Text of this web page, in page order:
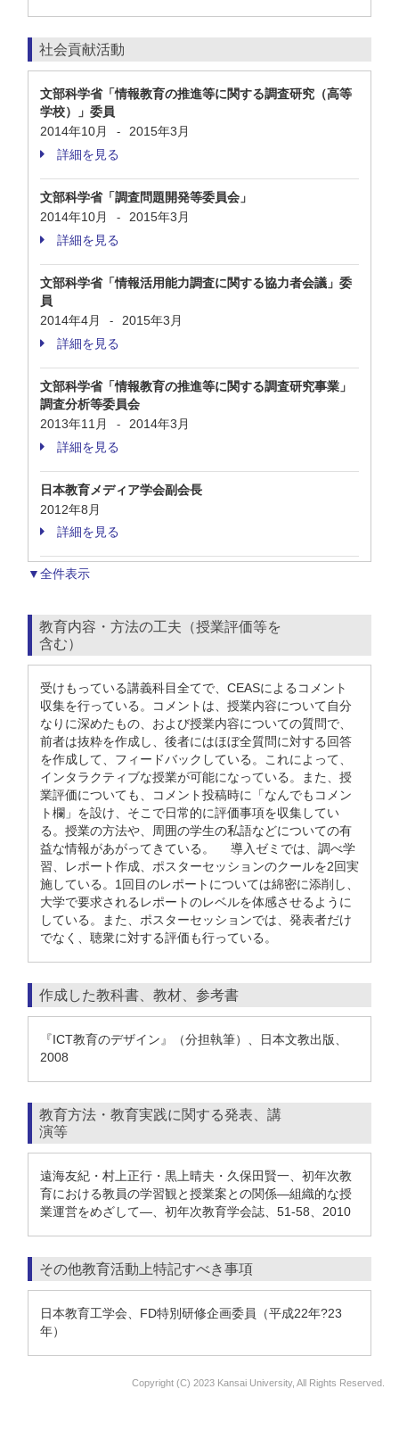
社会貢献活動
文部科学省「情報教育の推進等に関する調査研究（高等
学校）」委員
2014年10月
-
2015年3月
詳細を見る
文部科学省「調査問題開発等委員会」
2014年10月
-
2015年3月
詳細を見る
文部科学省「情報活用能力調査に関する協力者会議」委
員
2014年4月
-
2015年3月
詳細を見る
文部科学省「情報教育の推進等に関する調査研究事業」
調査分析等委員会
2013年11月
-
2014年3月
詳細を見る
日本教育メディア学会副会長
2012年8月
詳細を見る
▼全件表示
教育内容・方法の工夫（授業評価等を
含む）
受けもっている講義科目全てで、CEASによるコメント
収集を行っている。コメントは、授業内容について自分
なりに深めたもの、および授業内容についての質問で、
前者は抜粋を作成し、後者にはほぼ全質問に対する回答
を作成して、フィードバックしている。これによって、
インタラクティブな授業が可能になっている。また、授
業評価についても、コメント投稿時に「なんでもコメン
ト欄」を設け、そこで日常的に評価事項を収集してい
る。授業の方法や、周囲の学生の私語などについての有
益な情報があがってきている。 導入ゼミでは、調べ学
習、レポート作成、ポスターセッションのクールを2回実
施している。1回目のレポートについては綿密に添削し、
大学で要求されるレポートのレベルを体感させるように
している。また、ポスターセッションでは、発表者だけ
でなく、聴衆に対する評価も行っている。
作成した教科書、教材、参考書
『ICT教育のデザイン』（分担執筆）、日本文教出版、
2008
教育方法・教育実践に関する発表、講
演等
遠海友紀・村上正行・黒上晴夫・久保田賢一、初年次教
育における教員の学習観と授業案との関係―組織的な授
業運営をめざして―、初年次教育学会誌、51-58、2010
その他教育活動上特記すべき事項
日本教育工学会、FD特別研修企画委員（平成22年?23
年）
Copyright (C) 2023 Kansai University, All Rights Reserved.